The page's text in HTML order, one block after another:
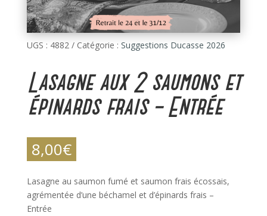
UGS : 4882 Catégorie : Suggestions Ducasse 2026
Lasagne aux 2 saumons et
épinards frais – Entrée
8,00€
Lasagne au saumon fumé et saumon frais écossais,
agrémentée d’une béchamel et d’épinards frais –
Entrée